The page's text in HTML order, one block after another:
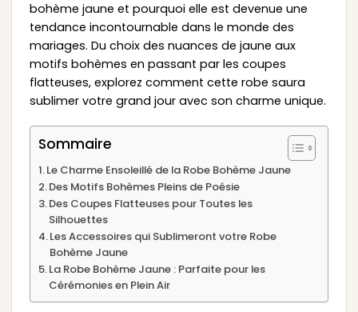
bohème jaune et pourquoi elle est devenue une
tendance incontournable dans le monde des
mariages. Du choix des nuances de jaune aux
motifs bohèmes en passant par les coupes
flatteuses, explorez comment cette robe saura
sublimer votre grand jour avec son charme unique.
Sommaire
Le Charme Ensoleillé de la Robe Bohème Jaune
Des Motifs Bohèmes Pleins de Poésie
Des Coupes Flatteuses pour Toutes les
Silhouettes
Les Accessoires qui Sublimeront votre Robe
Bohème Jaune
La Robe Bohème Jaune : Parfaite pour les
Cérémonies en Plein Air